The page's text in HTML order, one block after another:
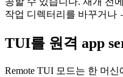
작업 디렉터리를 바꾸거나
TUI를 원격 app
Remote TUI 모드는 한 머신